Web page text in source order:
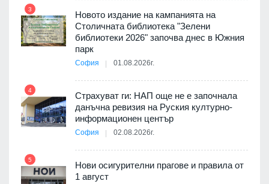
3
Новото издание на кампанията на
Столичната библиотека "Зелени
библиотеки 2026" започва днес в Южния
парк
София 01.08.2026г.
4
Страхуват ги: НАП още не е започнала
данъчна ревизия на Руския културно-
информационен център
София 02.08.2026г.
5
Нови осигурителни прагове и правила от
1 август